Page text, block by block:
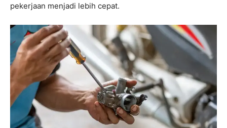
pekerjaan menjadi lebih cepat.